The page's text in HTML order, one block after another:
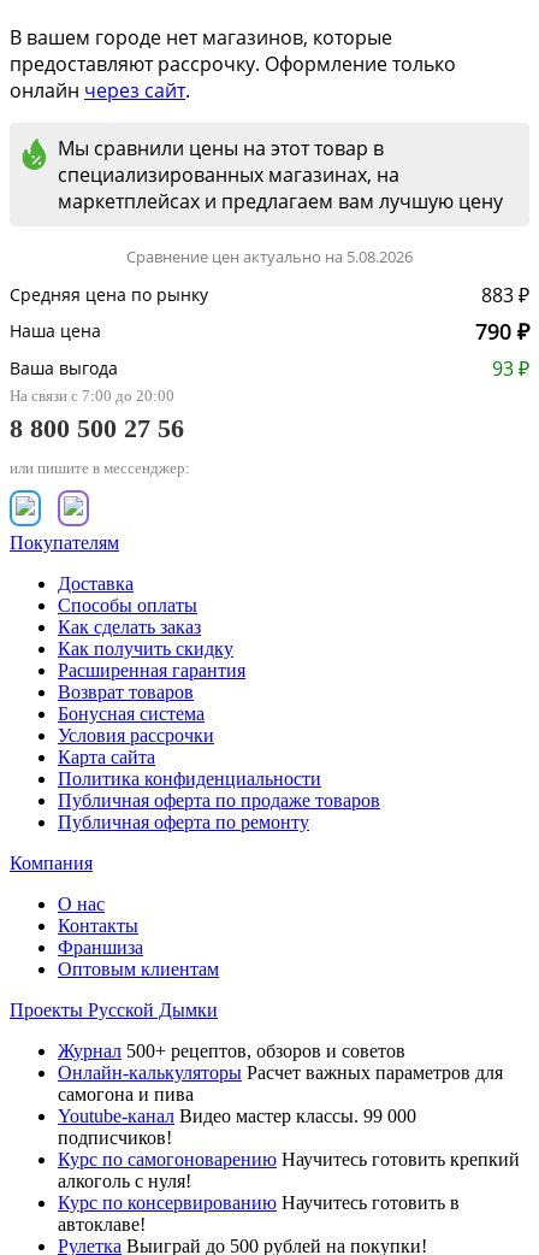
В вашем городе нет магазинов, которые
предоставляют рассрочку. Оформление только
онлайн через сайт.
Мы сравнили цены на этот товар в
специализированных магазинах, на
маркетплейсах и предлагаем вам лучшую цену
Сравнение цен актуально на 5.08.2026
Средняя цена по рынку 883 ₽
Наша цена 790 ₽
Ваша выгода 93 ₽
На связи с 7:00 до 20:00
8 800 500 27 56
или пишите в мессенджер:
Покупателям
Доставка
Способы оплаты
Как сделать заказ
Как получить скидку
Расширенная гарантия
Возврат товаров
Бонусная система
Условия рассрочки
Карта сайта
Политика конфиденциальности
Публичная оферта по продаже товаров
Публичная оферта по ремонту
Компания
О нас
Контакты
Франшиза
Оптовым клиентам
Проекты Русской Дымки
Журнал 500+ рецептов, обзоров и советов
Онлайн-калькуляторы Расчет важных параметров для
самогона и пива
Youtube-канал Видео мастер классы. 99 000
подписчиков!
Курс по самогоноварению Научитесь готовить крепкий
алкоголь с нуля!
Курс по консервированию Научитесь готовить в
автоклаве!
Рулетка Выиграй до 500 рублей на покупки!